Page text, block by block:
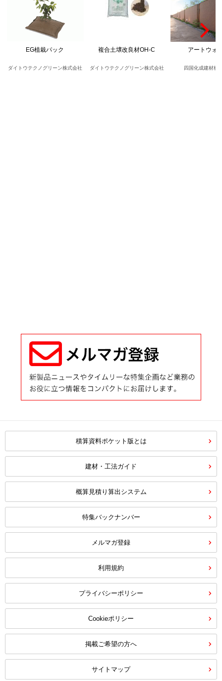
EG植栽パック
ダイトウテクノグリーン株式会社
複合土壌改良材OH-C
ダイトウテクノグリーン株式会社
アートウォ
四国化成建材株
積算資料ポケット版とは
建材・工法ガイド
概算見積り算出システム
特集バックナンバー
メルマガ登録
利用規約
プライバシーポリシー
Cookieポリシー
掲載ご希望の方へ
サイトマップ